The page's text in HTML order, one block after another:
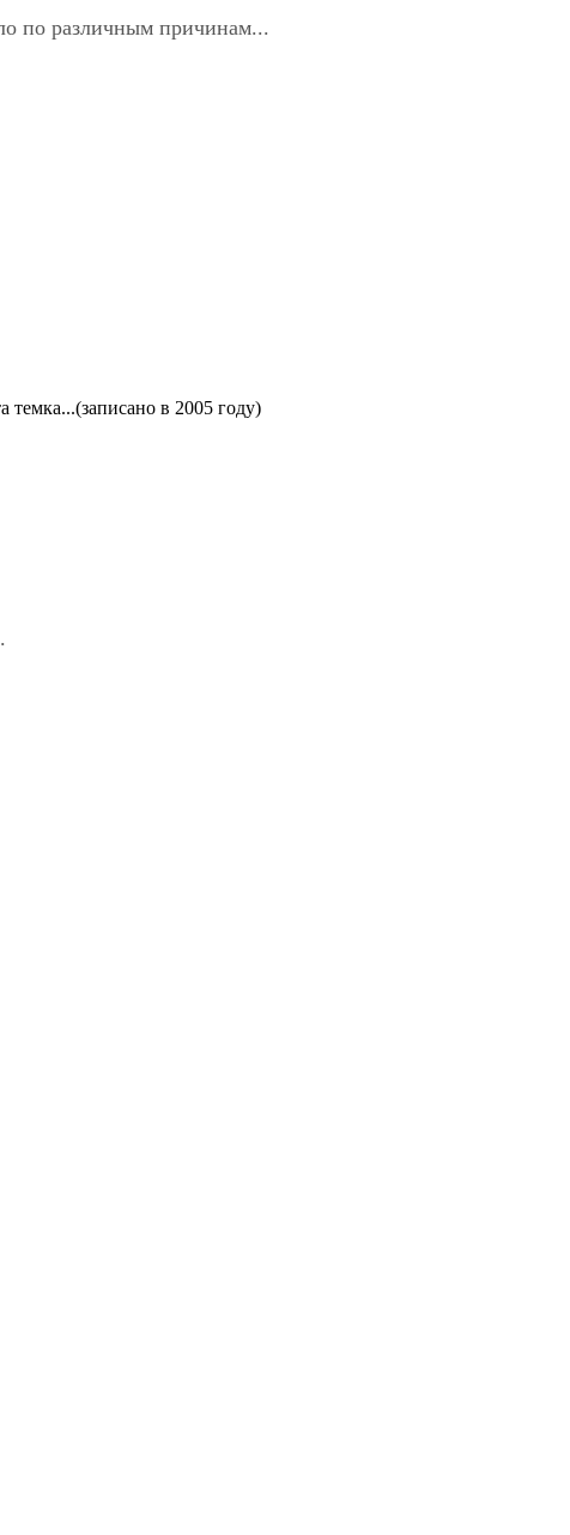
по различным причинам...
темка...(записано в 2005 году)